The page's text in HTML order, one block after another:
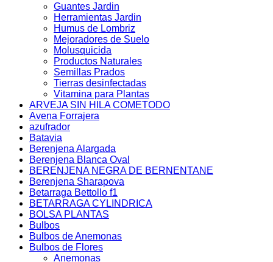
Guantes Jardin
Herramientas Jardin
Humus de Lombriz
Mejoradores de Suelo
Molusquicida
Productos Naturales
Semillas Prados
Tierras desinfectadas
Vitamina para Plantas
ARVEJA SIN HILA COMETODO
Avena Forrajera
azufrador
Batavia
Berenjena Alargada
Berenjena Blanca Oval
BERENJENA NEGRA DE BERNENTANE
Berenjena Sharapova
Betarraga Bettollo f1
BETARRAGA CYLINDRICA
BOLSA PLANTAS
Bulbos
Bulbos de Anemonas
Bulbos de Flores
Anemonas